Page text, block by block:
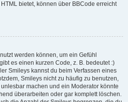
bietet, können über BBCode erreicht
werden können, um ein Gefühl
es einen kurzen Code, z. B. bedeutet :)
Smileys kannst du beim Verfassen eines
Smileys nicht zu häufig zu benutzen,
machen und ein Moderator könnte
überarbeiten oder gar komplett löschen.